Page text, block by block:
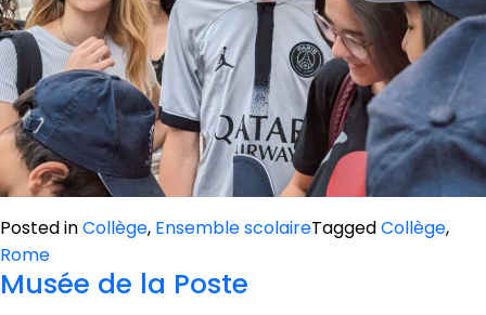
Posted inCollège, Ensemble scolaireTaggedCollège,
Rome
Musée de la Poste